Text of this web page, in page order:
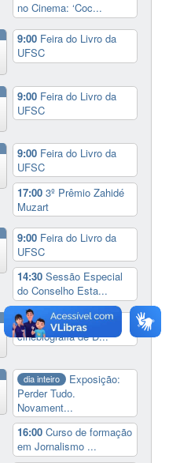
no Cinema: ‘Coc...
9:00 Feira do Livro da
UFSC
9:00 Feira do Livro da
UFSC
9:00 Feira do Livro da
UFSC
17:003º Prêmio Zahidé
Muzart
9:00 Feira do Livro da
UFSC
14:30Sessão Especial
do Conselho Esta...
14:00 Lançamento da
cinebiografia de D...
dia inteiro
Exposição:
Perder Tudo.
Novament...
16:00Curso de formação
em Jornalismo ...